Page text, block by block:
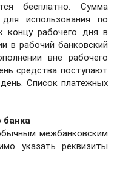
бесплатно. Сумма
использования по
концу рабочего дня в
в рабочий банковский
вне рабочего
средства поступают
Список платежных
банка
межбанковским
указать реквизиты